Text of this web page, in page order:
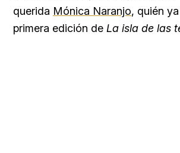
querida Mónica Naranjo, quién
primera edición de La isla de las